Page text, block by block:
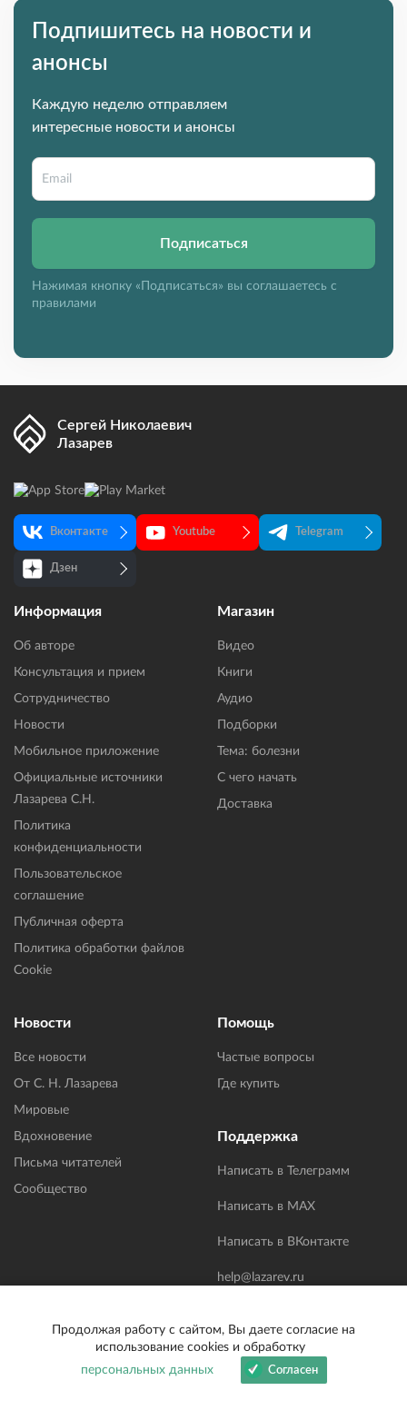
Подпишитесь на новости и
анонсы
Каждую неделю отправляем
интересные новости и анонсы
Подписаться
Нажимая кнопку «Подписаться» вы соглашаетесь с
правилами
Сергей Николаевич
Лазарев
Вконтакте Youtube Telegram
Дзен
Информация
Об авторе
Консультация и прием
Сотрудничество
Новости
Мобильное приложение
Официальные источники
Лазарева С.Н.
Политика
конфиденциальности
Пользовательское
соглашение
Публичная оферта
Политика обработки файлов
Cookie
Магазин
Видео
Книги
Аудио
Подборки
Тема: болезни
С чего начать
Доставка
Новости
Все новости
От С. Н. Лазарева
Мировые
Вдохновение
Письма читателей
Сообщество
Помощь
Частые вопросы
Где купить
Поддержка
Написать в Телеграмм
Написать в MAX
Написать в ВКонтакте
help@lazarev.ru
Написать нам
Продолжая работу с сайтом, Вы даете согласие на
использование cookies и обработку
персональных данных
Согласен